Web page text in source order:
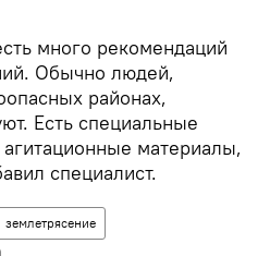
много рекомендаций
Обычно людей,
районах,
Есть специальные
материалы,
специалист.
землетрясение